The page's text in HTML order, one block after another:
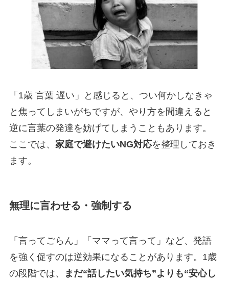
「1歳 言葉 遅い」と感じると、つい何かしなきゃ
と焦ってしまいがちですが、やり方を間違えると
逆に言葉の発達を妨げてしまうこともあります。
ここでは、 家庭で避けたいNG対応を整理しておき
ます。
無理に言わせる・強制する
「言ってごらん」「ママって言って」など、発語
を強く促すのは逆効果になることがあります。1歳
の段階では、
まだ“話したい気持ち”よりも“安心し